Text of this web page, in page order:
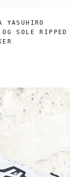
YASUHIRO
SOLE RIPPED